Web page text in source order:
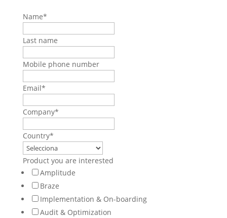
Name*
Last name
Mobile phone number
Email*
Company*
Country*
Product you are interested
Amplitude
Braze
Implementation & On-boarding
Audit & Optimization